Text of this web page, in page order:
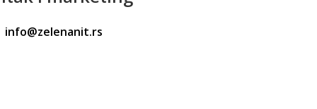
info@zelenanit.rs